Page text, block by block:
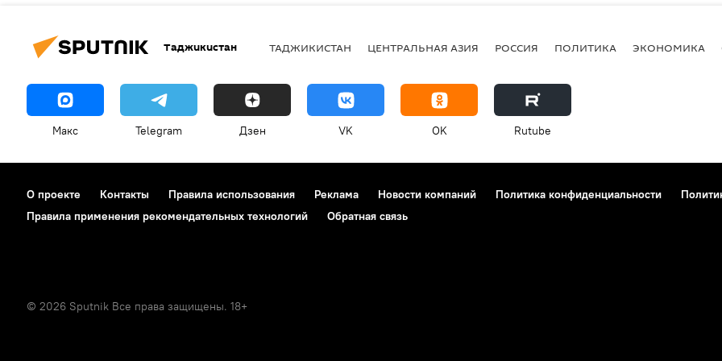
Таджикистан ТАДЖИКИСТАН ЦЕНТРАЛЬНАЯ АЗИЯ РОССИЯ ПОЛИТИКА ЭКОНОМИКА
Макс Telegram Дзен VK OK Rutube
О проекте Контакты Правила использования Реклама Новости компаний Политика конфиденциальности
Правила применения рекомендательных технологий
Обратная связь
© 2026 Sputnik Все права защищены. 18+